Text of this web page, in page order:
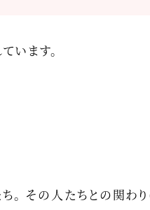
います。
。 その人たちとの関わ